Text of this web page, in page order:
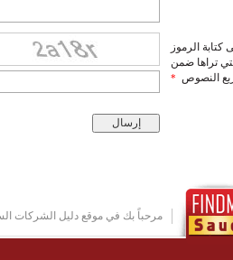
كتابة الرموز
تراها ضمن
النصوص *
مرحباً بك في موقع دليل الشركات